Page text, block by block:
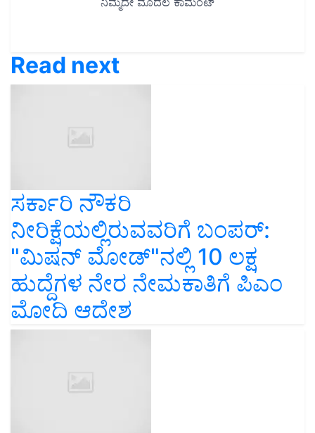
Read next
ಸರ್ಕಾರಿ ನೌಕರಿ
ನೀರಿಕ್ಷೆಯಲ್ಲಿರುವವರಿಗೆ ಬಂಪರ್‌:
"ಮಿಷನ್‌ ಮೋಡ್‌"ನಲ್ಲಿ 10 ಲಕ್ಷ
ಹುದ್ದೆಗಳ ನೇರ ನೇಮಕಾತಿಗೆ ಪಿಎಂ
ಮೋದಿ ಆದೇಶ